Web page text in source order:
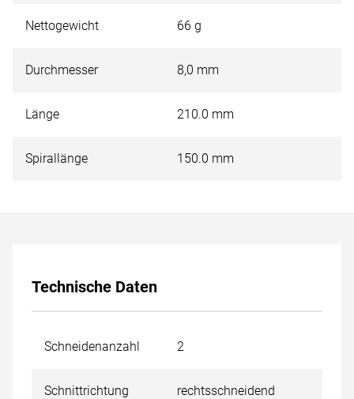
Nettogewicht 66 g
Durchmesser 8,0 mm
Länge 210.0 mm
Spirallänge 150.0 mm
Technische Daten
Schneidenanzahl 2
Schnittrichtung rechtsschneidend